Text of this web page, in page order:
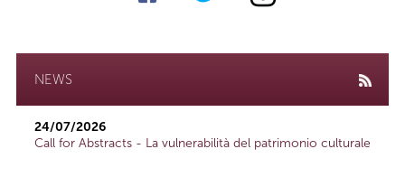
NEWS
24/07/2026
Call for Abstracts - La vulnerabilità del patrimonio culturale